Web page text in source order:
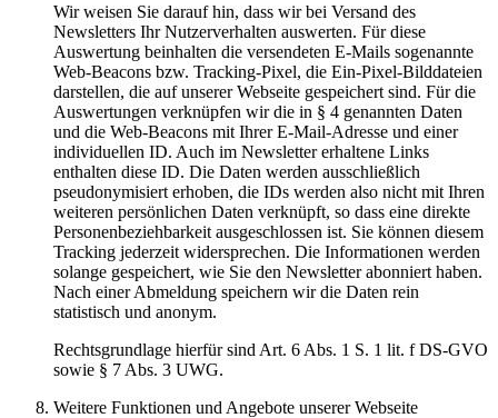
Wir weisen Sie darauf hin, dass wir bei Versand des
Newsletters Ihr Nutzerverhalten auswerten. Für diese
Auswertung beinhalten die versendeten E-Mails sogenannte
Web-Beacons bzw. Tracking-Pixel, die Ein-Pixel-Bilddateien
darstellen, die auf unserer Webseite gespeichert sind. Für die
Auswertungen verknüpfen wir die in § 4 genannten Daten
und die Web-Beacons mit Ihrer E-Mail-Adresse und einer
individuellen ID. Auch im Newsletter erhaltene Links
enthalten diese ID. Die Daten werden ausschließlich
pseudonymisiert erhoben, die IDs werden also nicht mit Ihren
weiteren persönlichen Daten verknüpft, so dass eine direkte
Personenbeziehbarkeit ausgeschlossen ist. Sie können diesem
Tracking jederzeit widersprechen. Die Informationen werden
solange gespeichert, wie Sie den Newsletter abonniert haben.
Nach einer Abmeldung speichern wir die Daten rein
statistisch und anonym.
Rechtsgrundlage hierfür sind Art. 6 Abs. 1 S. 1 lit. f DS-GVO
sowie § 7 Abs. 3 UWG.
Weitere Funktionen und Angebote unserer Webseite